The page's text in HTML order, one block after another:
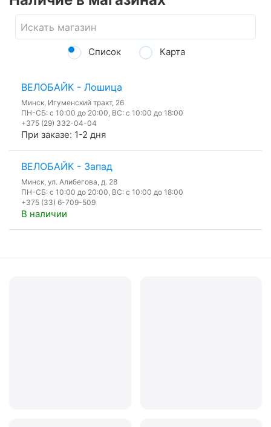
Список Карта
ВЕЛОБАЙК - Лошица
Минск, Игуменский тракт, 26
ПН-СБ: с 10:00 до 20:00, ВС: с 10:00 до 18:00
+375 (29) 332-04-04
При заказе: 1-2 дня
ВЕЛОБАЙК - Запад
Минск, ул. Алибегова, д. 28
ПН-СБ: с 10:00 до 20:00, ВС: с 10:00 до 18:00
+375 (33) 6-709-509
В наличии